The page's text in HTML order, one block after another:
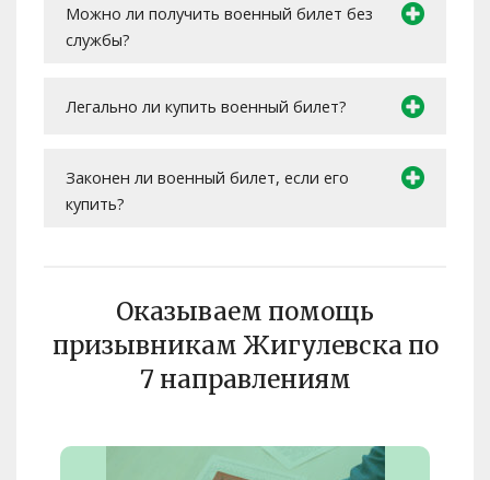
Можно ли получить военный билет без
службы?
Легально ли купить военный билет?
Законен ли военный билет, если его
купить?
Оказываем помощь
призывникам Жигулевска по
7 направлениям